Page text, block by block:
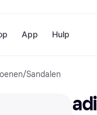
Winkels
Bol
App Hulp
/Sandalen